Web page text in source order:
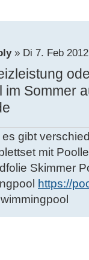
» Di 7. Feb
Sommer
es gibt
mit
Skimmer
https://